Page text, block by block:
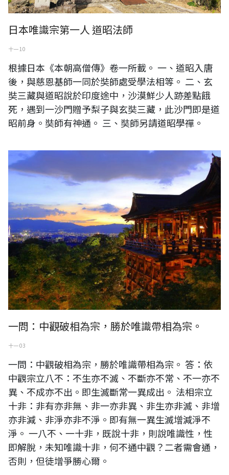
日本唯識宗第一人 道昭法師
十一 10
根據日本《本朝高僧傳》卷一所載。 一、道昭入唐
後，與慈恩基師一同於奘師處受學法相等。 二、玄
奘三藏與道昭說於印度途中，沙漠鮮少人跡差點餓
死，遇到一沙門贈予梨子與玄奘三藏，此沙門即是道
昭前身。奘師有神通。 三、奘師另請道昭學禪。
日本京都清水寺傍晚景色
一問：中觀破相為宗，勝於唯識帶相為宗。
十一 03
一問：中觀破相為宗，勝於唯識帶相為宗。 答：依
中觀宗立八不：不生亦不滅、不斷亦不常、不一亦不
異、不成亦不出。即生滅斷常一異成出。 法相宗立
十非：非有亦非無、非一亦非異、非生亦非滅、非增
亦非減、非淨亦非不淨。即有無一異生滅增減淨不
淨。 一八不、一十非，既說十非，則說唯識性，性
即解脫，未知唯識十非，何不通中觀？二者需會通，
否則，但徒增爭勝心爾。